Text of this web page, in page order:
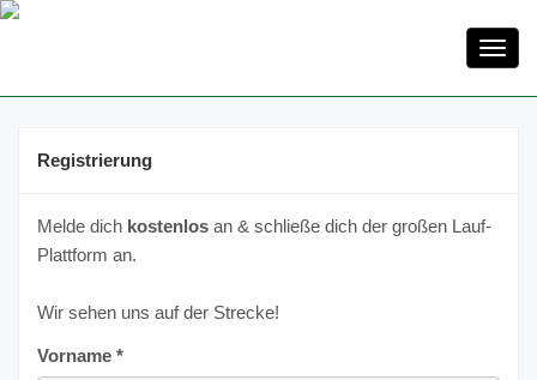
Registrierung
Melde dich kostenlos an & schließe dich der großen Lauf-
Plattform an.
Wir sehen uns auf der Strecke!
Vorname *